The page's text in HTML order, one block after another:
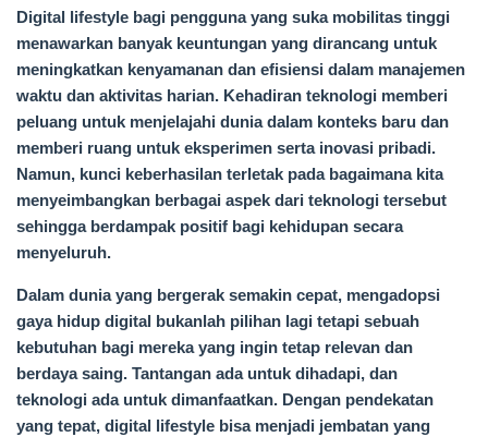
Digital lifestyle bagi pengguna yang suka mobilitas tinggi
menawarkan banyak keuntungan yang dirancang untuk
meningkatkan kenyamanan dan efisiensi dalam manajemen
waktu dan aktivitas harian. Kehadiran teknologi memberi
peluang untuk menjelajahi dunia dalam konteks baru dan
memberi ruang untuk eksperimen serta inovasi pribadi.
Namun, kunci keberhasilan terletak pada bagaimana kita
menyeimbangkan berbagai aspek dari teknologi tersebut
sehingga berdampak positif bagi kehidupan secara
menyeluruh.
Dalam dunia yang bergerak semakin cepat, mengadopsi
gaya hidup digital bukanlah pilihan lagi tetapi sebuah
kebutuhan bagi mereka yang ingin tetap relevan dan
berdaya saing. Tantangan ada untuk dihadapi, dan
teknologi ada untuk dimanfaatkan. Dengan pendekatan
yang tepat, digital lifestyle bisa menjadi jembatan yang